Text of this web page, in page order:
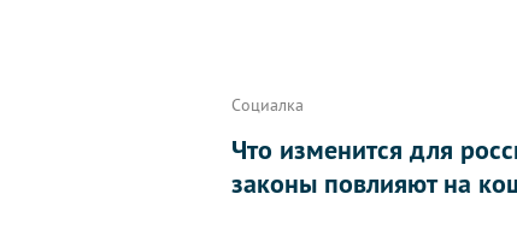
Социалка
Что изменится для
законы повлияют на